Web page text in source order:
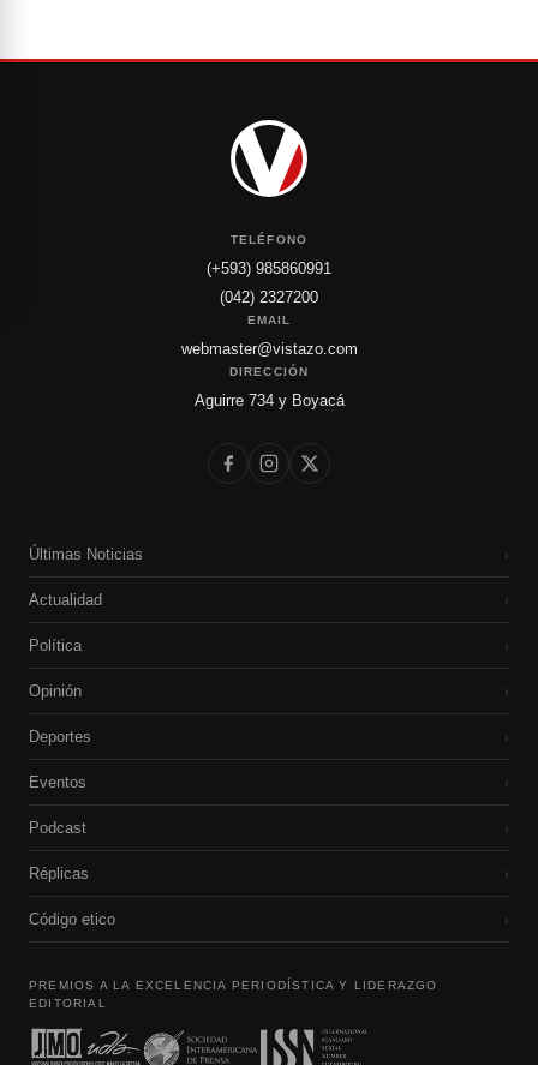
TELÉFONO
(+593) 985860991
(042) 2327200
EMAIL
webmaster@vistazo.com
DIRECCIÓN
Aguirre 734 y Boyacá
Últimas Noticias ›
Actualidad ›
Política ›
Opinión ›
Deportes ›
Eventos ›
Podcast ›
Réplicas ›
Código etico ›
PREMIOS A LA EXCELENCIA PERIODÍSTICA Y LIDERAZGO
EDITORIAL